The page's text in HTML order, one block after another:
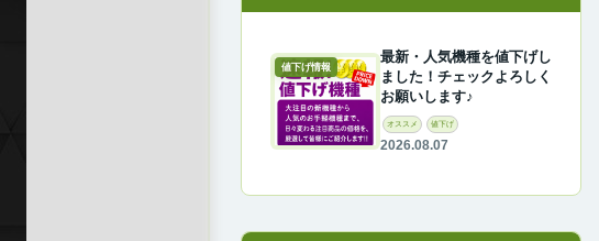
値下げ情報
最新・人気機種を値下げし
ました！チェックよろしく
お願いします♪
オススメ 値下げ
2026.08.07